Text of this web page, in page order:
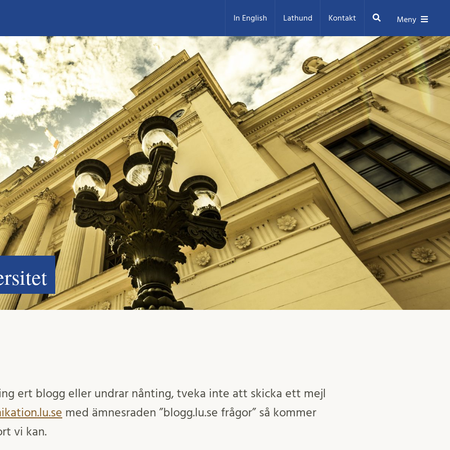
In English Lathund Kontakt Sök Meny
ert blogg eller undrar nånting, tveka inte att skicka ett mejl
med ämnesraden ”blogg.lu.se frågor” så kommer
vi kan.